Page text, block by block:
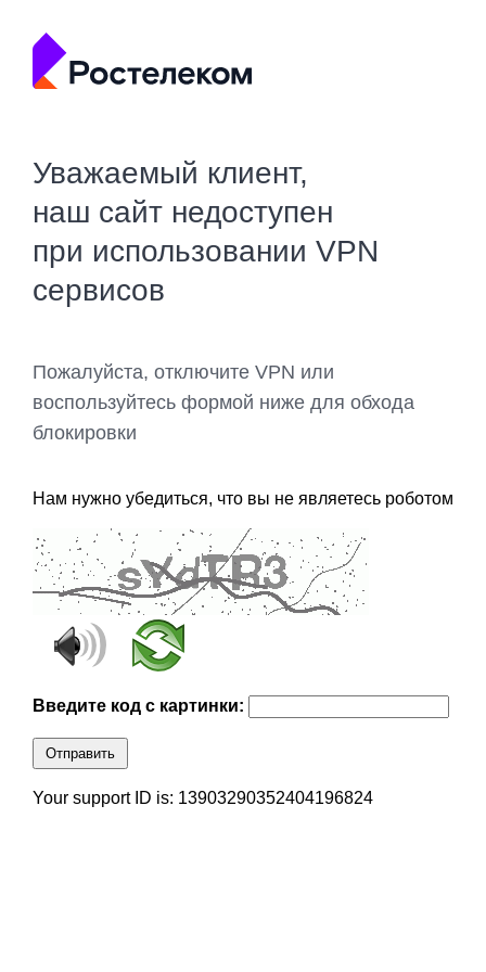
Уважаемый клиент,
наш сайт недоступен
при использовании VPN
сервисов
Пожалуйста, отключите VPN или
воспользуйтесь формой ниже для обхода
блокировки
Нам нужно убедиться, что вы не являетесь роботом
Введите код с картинки:
Отправить
Your support ID is: 13903290352404196824